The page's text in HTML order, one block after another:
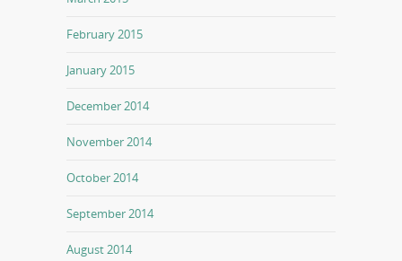
February 2015
January 2015
December 2014
November 2014
October 2014
September 2014
August 2014